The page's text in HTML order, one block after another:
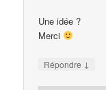
Une idée ?
Merci
Répondre ↓